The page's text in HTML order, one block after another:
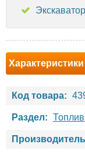
Характеристики
Код товара:
Раздел: